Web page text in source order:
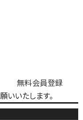
無料会員登録